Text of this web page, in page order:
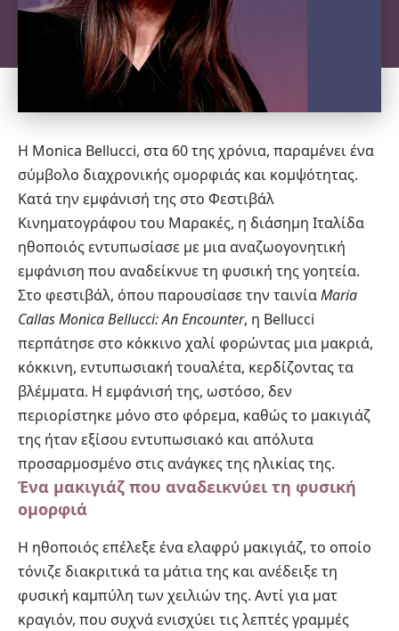
Η Monica Bellucci, στα 60 της χρόνια, παραμένει ένα
σύμβολο διαχρονικής ομορφιάς και κομψότητας.
Κατά την εμφάνισή της στο Φεστιβάλ
Κινηματογράφου του Μαρακές, η διάσημη Ιταλίδα
ηθοποιός εντυπωσίασε με μια αναζωογονητική
εμφάνιση που αναδείκνυε τη φυσική της γοητεία.
Στο φεστιβάλ, όπου παρουσίασε την ταινίαMaria
Callas Monica Bellucci: An Encounter, η Bellucci
περπάτησε στο κόκκινο χαλί φορώντας μια μακριά,
κόκκινη, εντυπωσιακή τουαλέτα, κερδίζοντας τα
βλέμματα. Η εμφάνισή της, ωστόσο, δεν
περιορίστηκε μόνο στο φόρεμα, καθώς το μακιγιάζ
της ήταν εξίσου εντυπωσιακό και απόλυτα
προσαρμοσμένο στις ανάγκες της ηλικίας της.
Ένα μακιγιάζ που αναδεικνύει τη φυσική
ομορφιά
Η ηθοποιός επέλεξε ένα ελαφρύ μακιγιάζ, το οποίο
τόνιζε διακριτικά τα μάτια της και ανέδειξε τη
φυσική καμπύλη των χειλιών της. Αντί για ματ
κραγιόν, που συχνά ενισχύει τις λεπτές γραμμές